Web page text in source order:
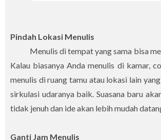
Pindah Lokasi Menulis
Menulis di tempat yang sama bisa
Kalau biasanya Anda menulis di kamar,
menulis di ruang tamu atau lokasi lain
sirkulasi udaranya baik. Suasana baru
tidak jenuh dan ide akan lebih mudah
Ganti Jam Menulis